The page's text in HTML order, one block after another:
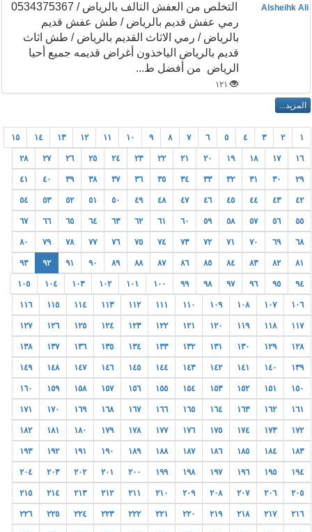
Alsheihk Ali
التخلص من العفش التالف بالرياض / 0534375367
رمي عفش قديم بالرياض / طش عفش قديم
بالرياض / رمي الاثاث القديم بالرياض / طش اثاث
قديم بالرياض الياخذون أغراض قديمه جميع أحيا
الرياض من أفضل ط...
١٢١
١ ٢ ٣ ٤ ٥ ٦ ٧ ٨ ٩ ١٠ ١١ ١٢ ١٣ ١٤ ١٥
١٦ ١٧ ١٨ ١٩ ٢٠ ٢١ ٢٢ ٢٣ ٢٤ ٢٥ ٢٦ ٢٧ ٢٨
٢٩ ٣٠ ٣١ ٣٢ ٣٣ ٣٤ ٣٥ ٣٦ ٣٧ ٣٨ ٣٩ ٤٠ ٤١
٤٢ ٤٣ ٤٤ ٤٥ ٤٦ ٤٧ ٤٨ ٤٩ ٥٠ ٥١ ٥٢ ٥٣ ٥٤
٥٥ ٥٦ ٥٧ ٥٨ ٥٩ ٦٠ ٦١ ٦٢ ٦٣ ٦٤ ٦٥ ٦٦ ٦٧
٦٨ ٦٩ ٧٠ ٧١ ٧٢ ٧٣ ٧٤ ٧٥ ٧٦ ٧٧ ٧٨ ٧٩ ٨٠
٨١ ٨٢ ٨٣ ٨٤ ٨٥ ٨٦ ٨٧ ٨٨ ٨٩ ٩٠ ٩١ ٩٢ ٩٣
٩٤ ٩٥ ٩٦ ٩٧ ٩٨ ٩٩ ١٠٠ ١٠١ ١٠٢ ١٠٣ ١٠٤ ١٠٥
١٠٦ ١٠٧ ١٠٨ ١٠٩ ١١٠ ١١١ ١١٢ ١١٣ ١١٤ ١١٥ ١١٦
١١٧ ١١٨ ١١٩ ١٢٠ ١٢١ ١٢٢ ١٢٣ ١٢٤ ١٢٥ ١٢٦ ١٢٧
١٢٨ ١٢٩ ١٣٠ ١٣١ ١٣٢ ١٣٣ ١٣٤ ١٣٥ ١٣٦ ١٣٧ ١٣٨
١٣٩ ١٤٠ ١٤١ ١٤٢ ١٤٣ ١٤٤ ١٤٥ ١٤٦ ١٤٧ ١٤٨ ١٤٩
١٥٠ ١٥١ ١٥٢ ١٥٣ ١٥٤ ١٥٥ ١٥٦ ١٥٧ ١٥٨ ١٥٩ ١٦٠
١٦١ ١٦٢ ١٦٣ ١٦٤ ١٦٥ ١٦٦ ١٦٧ ١٦٨ ١٦٩ ١٧٠ ١٧١
١٧٢ ١٧٣ ١٧٤ ١٧٥ ١٧٦ ١٧٧ ١٧٨ ١٧٩ ١٨٠ ١٨١ ١٨٢
١٨٣ ١٨٤ ١٨٥ ١٨٦ ١٨٧ ١٨٨ ١٨٩ ١٩٠ ١٩١ ١٩٢ ١٩٣
١٩٤ ١٩٥ ١٩٦ ١٩٧ ١٩٨ ١٩٩ ٢٠٠ ٢٠١ ٢٠٢ ٢٠٣ ٢٠٤
٢٠٥ ٢٠٦ ٢٠٧ ٢٠٨ ٢٠٩ ٢١٠ ٢١١ ٢١٢ ٢١٣ ٢١٤ ٢١٥
٢١٦ ٢١٧ ٢١٨ ٢١٩ ٢٢٠ ٢٢١ ٢٢٢ ٢٢٣ ٢٢٤ ٢٢٥ ٢٢٦